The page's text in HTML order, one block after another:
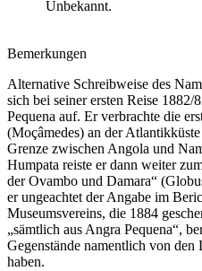
Unbekannt.
Bemerkungen
Alternative Schreibweise des
sich bei seiner ersten Reise
Pequena auf. Er verbrachte die
(Moçâmedes) an der
Grenze zwischen Angola und
Humpata reiste er dann weiter
der Ovambo und Damara“
er ungeachtet der Angabe im
Museumsvereins, die 1884
„sämtlich aus Angra Pequena“,
Gegenstände namentlich von
haben.